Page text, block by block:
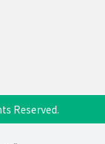
Reserved.